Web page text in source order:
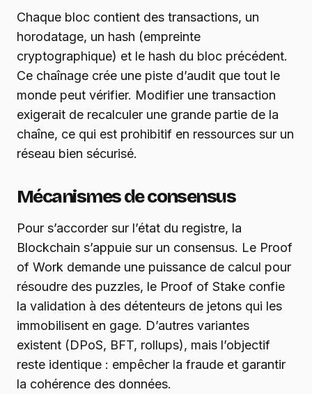
Chaque bloc contient des transactions, un
horodatage, un hash (empreinte
cryptographique) et le hash du bloc précédent.
Ce chaînage crée une piste d’audit que tout le
monde peut vérifier. Modifier une transaction
exigerait de recalculer une grande partie de la
chaîne, ce qui est prohibitif en ressources sur un
réseau bien sécurisé.
Mécanismes de consensus
Pour s’accorder sur l’état du registre, la
Blockchain s’appuie sur un consensus. Le Proof
of Work demande une puissance de calcul pour
résoudre des puzzles, le Proof of Stake confie
la validation à des détenteurs de jetons qui les
immobilisent en gage. D’autres variantes
existent (DPoS, BFT, rollups), mais l’objectif
reste identique : empêcher la fraude et garantir
la cohérence des données.